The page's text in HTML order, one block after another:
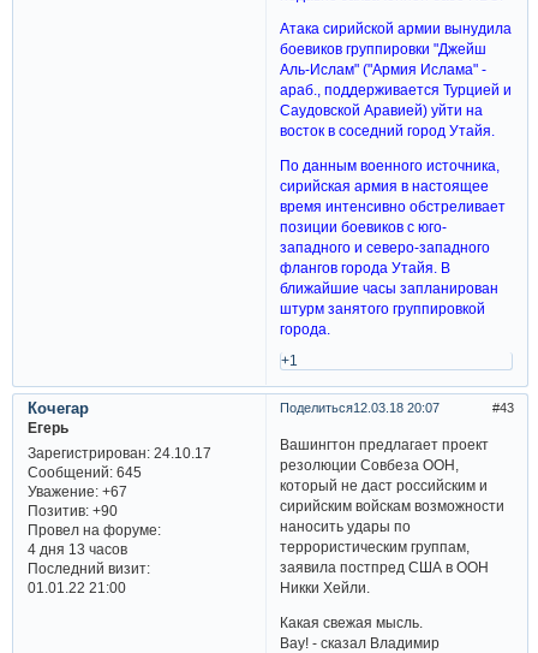
Атака сирийской армии вынудила
боевиков группировки "Джейш
Аль-Ислам" ("Армия Ислама" -
араб., поддерживается Турцией и
Саудовской Аравией) уйти на
восток в соседний город Утайя.
По данным военного источника,
сирийская армия в настоящее
время интенсивно обстреливает
позиции боевиков с юго-
западного и северо-западного
флангов города Утайя. В
ближайшие часы запланирован
штурм занятого группировкой
города.
+1
Поделиться 43
12.03.18 20:07
Кочегар
Егерь
Зарегистрирован: 24.10.17
Сообщений:645
Уважение: +67
Позитив: +90
Провел на форуме:
4 дня 13 часов
Последний визит:
01.01.22 21:00
Вашингтон предлагает проект
резолюции Совбеза ООН,
который не даст российским и
сирийским войскам возможности
наносить удары по
террористическим группам,
заявила постпред США в ООН
Никки Хейли.
Какая свежая мысль.
Вау! - сказал Владимир